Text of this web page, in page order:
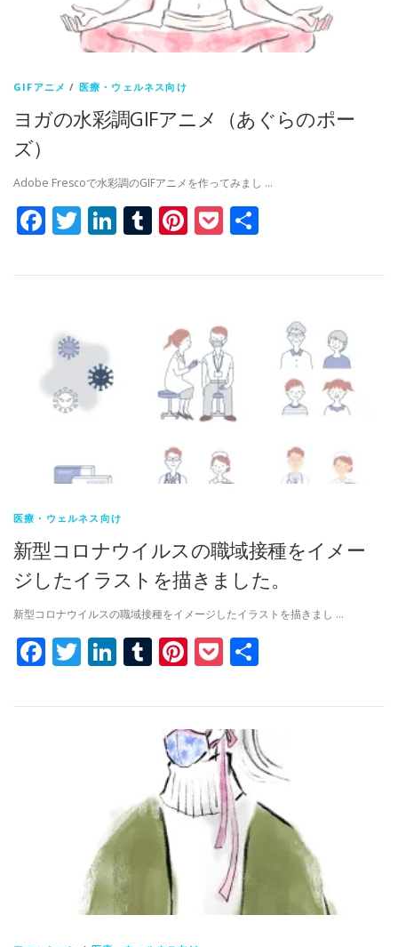
GIFアニメ / 医療・ウェルネス向け
ヨガの水彩調GIFアニメ（あぐらのポー
ズ）
Adobe Frescoで水彩調のGIFアニメを作ってみまし …
Facebook
Twitter
LinkedIn
Tumblr
Pinterest
Pocket
医療・ウェルネス向け
新型コロナウイルスの職域接種をイメー
ジしたイラストを描きました。
新型コロナウイルスの職域接種をイメージしたイラストを描きまし …
Facebook
Twitter
LinkedIn
Tumblr
Pinterest
Pocket